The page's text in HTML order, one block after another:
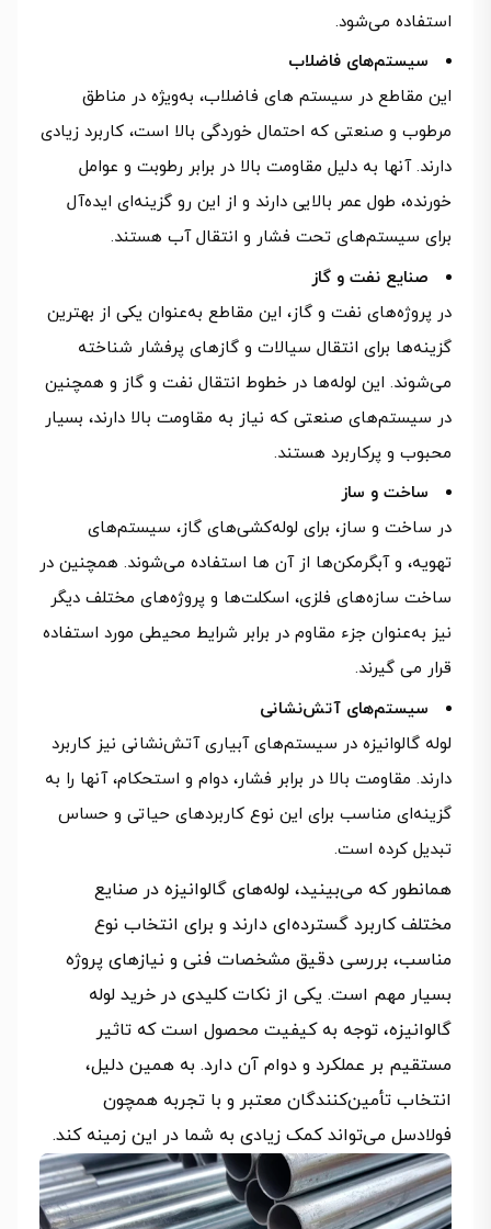
استفاده می‌شود.
سیستم‌های فاضلاب
این مقاطع در سیستم های فاضلاب، به‌ویژه در مناطق
مرطوب و صنعتی که احتمال خوردگی بالا است، کاربرد زیادی
دارند. آنها به دلیل مقاومت بالا در برابر رطوبت و عوامل
خورنده، طول عمر بالایی دارند و از این رو گزینه‌ای ایده‌آل
برای سیستم‌های تحت فشار و انتقال آب هستند.
صنایع نفت و گاز
در پروژه‌های نفت و گاز، این مقاطع به‌عنوان یکی از بهترین
گزینه‌ها برای انتقال سیالات و گازهای پرفشار شناخته
می‌شوند. این لوله‌ها در خطوط انتقال نفت و گاز و همچنین
در سیستم‌های صنعتی که نیاز به مقاومت بالا دارند، بسیار
محبوب و پرکاربرد هستند.
ساخت و ساز
در ساخت و ساز، برای لوله‌کشی‌های گاز، سیستم‌های
تهویه، و آبگرمکن‌ها از آن ها استفاده می‌شوند. همچنین در
ساخت سازه‌های فلزی، اسکلت‌ها و پروژه‌های مختلف دیگر
نیز به‌عنوان جزء مقاوم در برابر شرایط محیطی مورد استفاده
قرار می گیرند.
سیستم‌های آتش‌نشانی
لوله‌ گالوانیزه در سیستم‌های آبیاری آتش‌نشانی نیز کاربرد
دارند. مقاومت بالا در برابر فشار، دوام و استحکام، آنها را به
گزینه‌ای مناسب برای این نوع کاربردهای حیاتی و حساس
تبدیل کرده است.
همانطور که می‌بینید، لوله‌های گالوانیزه در صنایع
مختلف کاربرد گسترده‌ای دارند و برای انتخاب نوع
مناسب، بررسی دقیق مشخصات فنی و نیازهای پروژه
بسیار مهم است. یکی از نکات کلیدی در خرید لوله
گالوانیزه، توجه به کیفیت محصول است که تاثیر
مستقیم بر عملکرد و دوام آن دارد. به همین دلیل،
انتخاب تأمین‌کنندگان معتبر و با تجربه همچون
فولادسل می‌تواند کمک زیادی به شما در این زمینه کند.